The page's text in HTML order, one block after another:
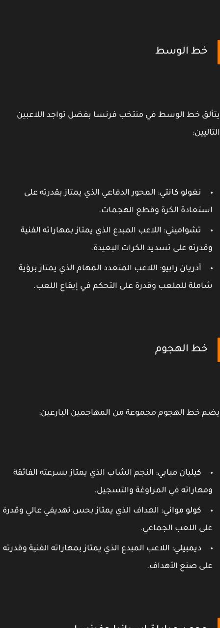
خط الوسط
خط الوسط في منتخب فرنسا بفضل تواجد اللاعبين
نغولو كانتي: المحور الدفاعي الذي يمتاز بقدرته على
الكرة وقطع الهجمات.
تشواميني: اللاعب المبدع الذي يمتاز بمهاراته الفنية
على تسديد الكرات البعيدة.
أدريان رابيو: اللاعب المتعدد المهام الذي يمتاز برؤية
للملعب وقدرة على التحكم في إيقاع اللعب.
خط الهجوم
خط الهجوم مجموعة من المهاجمين البارعين:
كيليان مبابي: النجم الشاب الذي يمتاز بسرعته الفائقة
في المراوغة والتسجيل.
كولو مواني: الهداف الذي يمتاز بحس تهديفي عالي وقدرة
اللعب الجماعي.
ديمبيلي: اللاعب المبدع الذي يمتاز بمهاراته الفنية وقدرته
صنع الأهداف.